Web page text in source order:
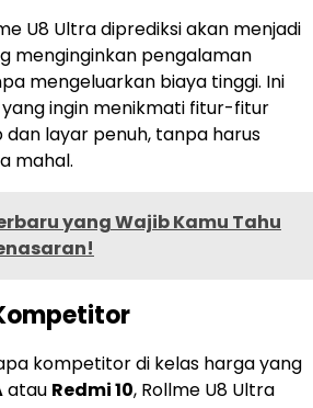
U8 Ultra diprediksi akan menjadi
menginginkan pengalaman
mengeluarkan biaya tinggi. Ini
ingin menikmati fitur-fitur
layar penuh, tanpa harus
mahal.
yang Wajib Kamu Tahu
kompetitor di kelas harga yang
atau Redmi 10, Rollme U8 Ultra